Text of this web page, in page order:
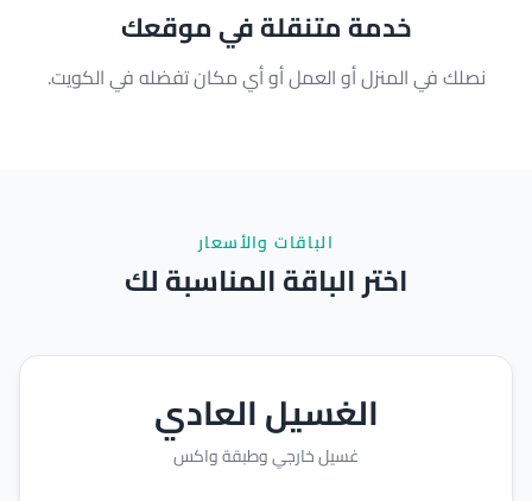
خدمة متنقلة في موقعك
نصلك في المنزل أو العمل أو أي مكان تفضله في الكويت.
الباقات والأسعار
اختر الباقة المناسبة لك
الغسيل العادي
غسيل خارجي وطبقة واكس